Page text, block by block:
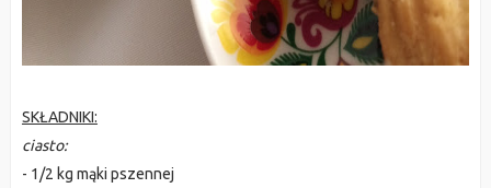
SKŁADNIKI:
ciasto:
- 1/2 kg mąki pszennej